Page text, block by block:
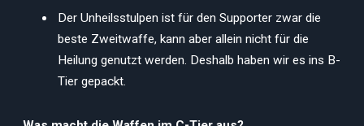
Der Unheilsstulpen ist für den Supporter zwar die
beste Zweitwaffe, kann aber allein nicht für die
Heilung genutzt werden. Deshalb haben wir es ins B-
Tier gepackt.